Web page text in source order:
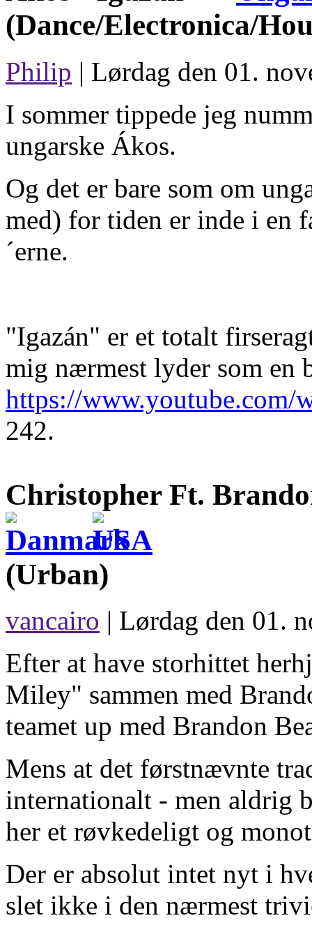
(Dance/Electronica/
Philip | Lørdag den 01.
I sommer tippede jeg
ungarske Ákos.
Og det er bare som om
med) for tiden er inde i en
´erne.
"Igazán" er et totalt
mig nærmest lyder som en
https://
242.
Christopher Ft.
(Urban)
vancairo | Lørdag den 01.
Efter at have storhittet
Miley" sammen med
teamet up med Brandon
Mens at det førstnævnte
internationalt - men aldrig
her et røvkedeligt og
Der er absolut intet nyt i
slet ikke i den nærmest